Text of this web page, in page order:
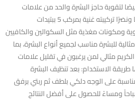
لتقوية حاجز البشرة والحد من علامات
الشيخوخة ومنحها مظهرًا صحيًا ونضرًا تركيبته غنية بمركب 5 ببتيدات
ومكونات مغذية مثل السكوالين والكافيين
للبشرة مناسب لجميع أنواع البشرة، بما
مثالي لمن يرغبون في تقليل علامات
الاستخدام: بعد تنظيف البشرة
على الوجه دلكي بلطف ثم ربتي برفق
ومساءً للحصول على أفضل النتائج